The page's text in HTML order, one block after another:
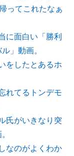
ってこれたなぁ
に面白い「勝利
」動画。
をしたとあるホ
れてるトンデモ
氏がいきなり突
なのがよくわか